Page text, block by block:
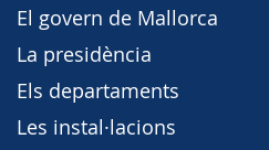
El govern de Mallorca
La presidència
Els departaments
Les instal·lacions